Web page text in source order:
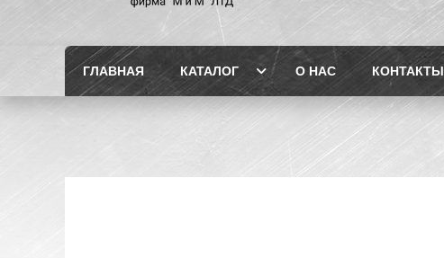
ГЛАВНАЯ КАТАЛОГ О НАС КОНТАКТЫ